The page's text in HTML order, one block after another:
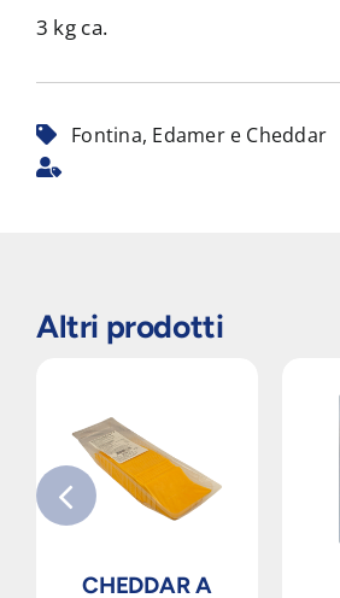
3 kg ca.
Fontina, Edamer e Cheddar
Altri prodotti
CHEDDAR A